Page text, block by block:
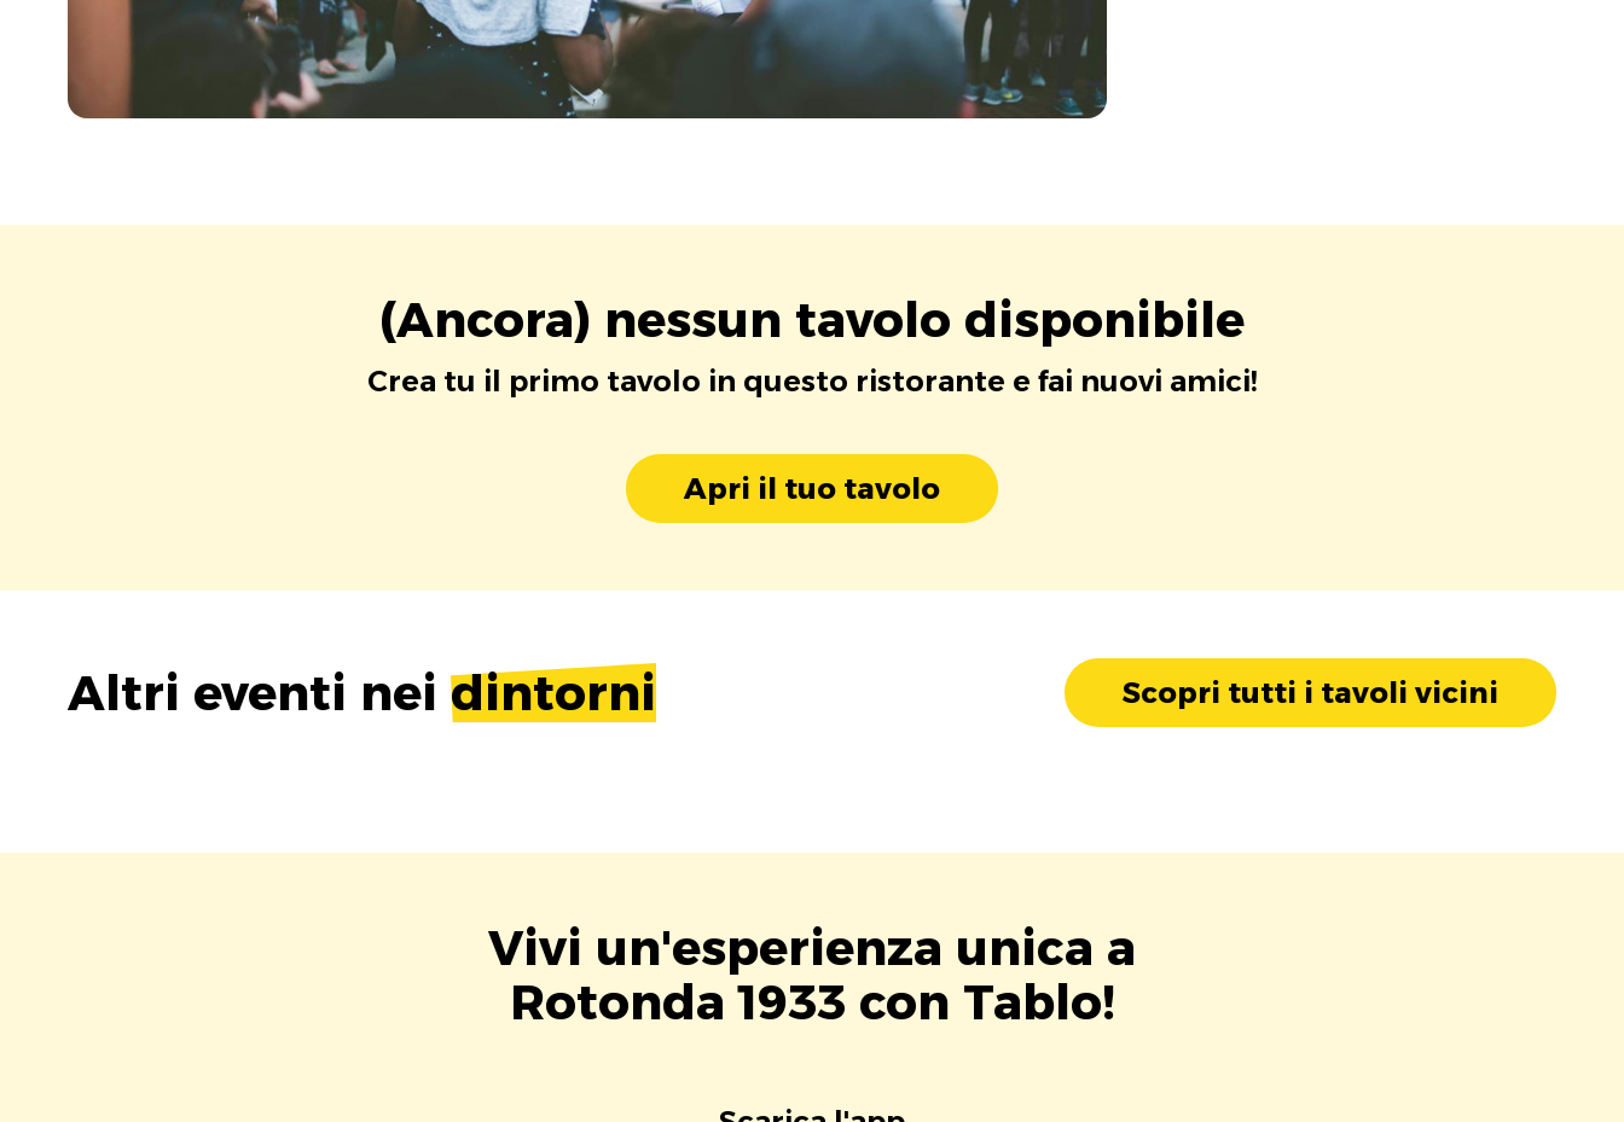
(Ancora) nessun tavolo disponibile
Crea tu il primo tavolo in questo ristorante e fai nuovi amici!
Apri il tuo tavolo
Altri eventi nei dintorni Scopri tutti i tavoli vicini
Vivi un'esperienza unica a
Rotonda 1933 con Tablo!